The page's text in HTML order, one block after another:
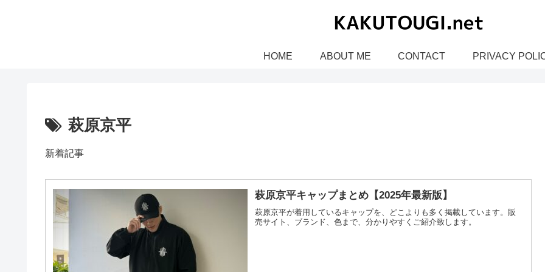
HOME ABOUT ME CONTACT PRIVACY
萩原京平
新着記事
萩原京平キャップまとめ【2025年最新版】
萩原京平が着用しているキャップを、どこよりも多く掲載しています。販
売サイト、ブランド、色まで、分かりやすくご紹介致します。